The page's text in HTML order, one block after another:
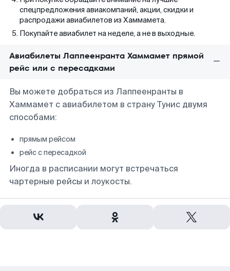
спецпредложения авиакомпаний, акции, скидки и
распродажи авиабилетов из Хаммамета.
Покупайте авиабилет на неделе, а не в выходные.
Авиабилеты Лаппеенранта Хаммамет прямой
рейс или с пересадками
Вы можете добраться из Лаппеенранты в
Хаммамет с авиабилетом в страну Тунис двумя
способами:
прямым рейсом
рейс с пересадкой
Иногда в расписании могут встречаться
чартерные рейсы и лоукосты.